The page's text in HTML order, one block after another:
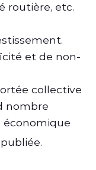
routière, etc.
et de non-
collective
nombre
économique